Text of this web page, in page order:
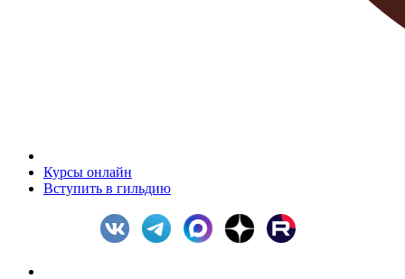
Курсы онлайн
Вступить в гильдию